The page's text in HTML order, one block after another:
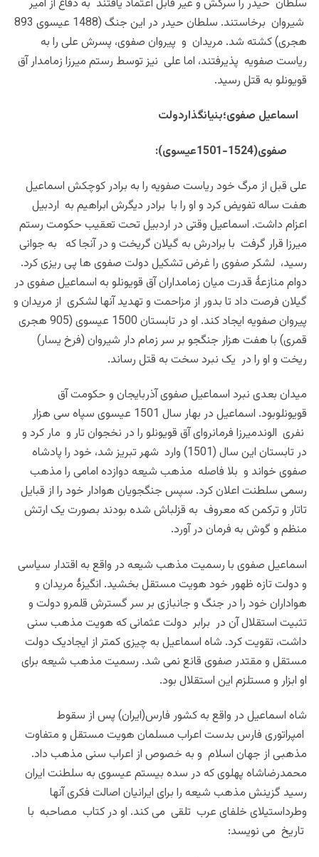
سلطان حیدر را سرکش و غیر قابل اعتماد یافتند به دفاع از امیر
شیروان برخاستند. سلطان حیدر در این جنگ (1488 عیسوی 893
هجری) کشته شد. مریدان و پیروان صفوی، پسرش علی را به
ریاست صفویه پذیرفتند، اما علی نیز توسط رستم میرزا زمامدار آق
قویونلو به قتل رسید.
اسماعیل صفوی؛بنیانگذاردولت
صفوی(1524-1501عیسوی):
علی قبل از مرگ خود ریاست صفویه را به برادر کوچکش اسماعیل
هفت ساله تفویض کرد و او را با برادر دیگرش ابراهیم به اردبیل
اعزام داشت. اسماعیل وقتی در اردبیل تحت تعقیب حکومت رستم
میرزا قرار گرفت با برادرش به گیلان گریخت و در آنجا که به جوانی
رسید، لشکر صفوی را غرض تشکیل دولت صفوی ها پی ریزی کرد.
دوام منازعۀ قدرت میان زمامداران آق قویونلو به اسماعیل صفوی در
گیلان فرصت داد تا بدور از مزاحمت و تهدید آنها لشکری از مریدان و
پیروان صفویه ایجاد کند. او در تابستان 1500 عیسوی (905 هجری
قمری) با هفت هزار جنگجو بر سر زمام دار شیروان (فرخ یسار)
ریخت و او را در یک نبرد سخت به قتل رساند.
میدان بعدی نبرد اسماعیل صفوی آذربایجان و حکومت آق
قویونلوبود. اسماعیل در بهار سال 1501 عیسوی سپاه سی هزار
نفری الوندمیرزا فرمانروای آق قویونلو را در نخجوان تار و مار کرد و
در تابستان این سال (1501) وارد شهر تبریز شد، خود را پادشاه
صفوی خواند و بلا فاصله مذهب شیعه دوازده امامی را مذهب
رسمی سلطنت اعلان کرد. سپس جنگجویان هوادار خود را از قبایل
تاتار و ترکمن که معروف به قزلباش شده بودند بصورت یک ارتش
منظم و گوش به فرمان در آورد.
اسماعیل صفوی با رسمیت مذهب شیعه در واقع به اقتدار سیاسی
و دولت تازه ظهور خود هویت مستقل بخشید. انگیزۀ مریدان و
هواداران خود را در جنگ و جانبازی بر سر گسترش قلمرو دولت و
تثبیت استقلال آن در برابر دولت عثمانی که هویت مذهب سنی
داشت، تقویت کرد. شاه اسماعیل به چیزی کمتر از ایجادیک دولت
مستقل و مقتدر صفوی قانع نمی شد. رسمیت مذهب شیعه برای
او ابزار و مستلزم این استقلال بود.
شاه اسماعیل در واقع به کشور فارس(ایران) پس از سقوط
امپراتوری فارس بدست اعراب مسلمان هویت مستقل و متفاوت
مذهبی از جهان اسلام و به خصوص از اعراب سنی مذهب داد.
محمدرضاشاه پهلوی که در سده بیستم عیسوی به سلطنت ایران
رسید گزینش مذهب شیعه را برای ایرانیان اصالت فکری آنها
وطرداستیلای خلفای عرب تلقی می کند. او در کتاب مصاحبه با
تاریخ می نویسد: